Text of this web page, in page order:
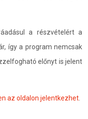
a részvételért a
így a program nemcsak
előnyt is jelent
az oldalon jelentkezhet